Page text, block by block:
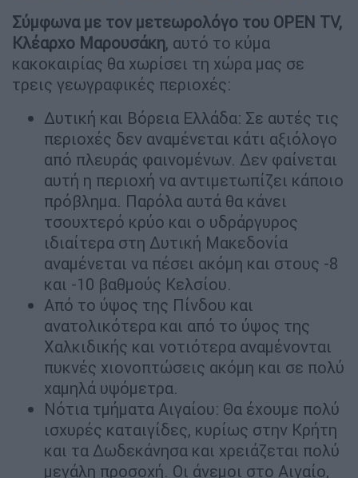
Σύμφωνα με τον μετεωρολόγο του OPEN TV,
Κλέαρχο Μαρουσάκη, αυτό το κύμα
κακοκαιρίας θα χωρίσει τη χώρα μας σε
τρεις γεωγραφικές περιοχές:
Δυτική και Βόρεια Ελλάδα: Σε αυτές τις
περιοχές δεν αναμένεται κάτι αξιόλογο
από πλευράς φαινομένων. Δεν φαίνεται
αυτή η περιοχή να αντιμετωπίζει κάποιο
πρόβλημα. Παρόλα αυτά θα κάνει
τσουχτερό κρύο και ο υδράργυρος
ιδιαίτερα στη Δυτική Μακεδονία
αναμένεται να πέσει ακόμη και στους -8
και -10 βαθμούς Κελσίου.
Από το ύψος της Πίνδου και
ανατολικότερα και από το ύψος της
Χαλκιδικής και νοτιότερα αναμένονται
πυκνές χιονοπτώσεις ακόμη και σε πολύ
χαμηλά υψόμετρα.
Νότια τμήματα Αιγαίου: Θα έχουμε πολύ
ισχυρές καταιγίδες, κυρίως στην Κρήτη
και τα Δωδεκάνησα και χρειάζεται πολύ
μεγάλη προσοχή. Οι άνεμοι στο Αιγαίο,